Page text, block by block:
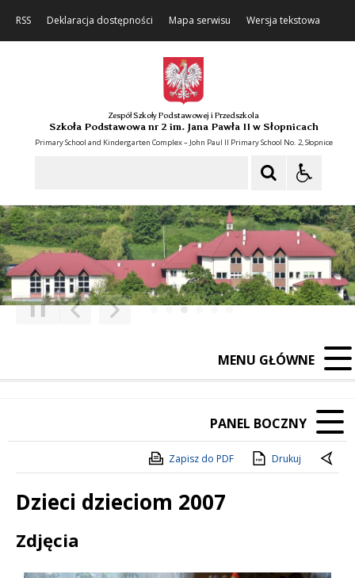
RSS Deklaracja dostępności Mapa serwisu Wersja tekstowa
Zespół Szkoły Podstawowej i Przedszkola
Szkoła Podstawowa nr 2 im. Jana Pawła II w Słopnicach
Primary School and Kindergarten Complex – John Paul II Primary School No. 2, Słopnice
Poprzedni Element
Następny Element
❚❚
MENU GŁÓWNE
PANEL BOCZNY
Zapisz do PDF Drukuj
Dzieci dzieciom 2007
Treść
Zdjęcia